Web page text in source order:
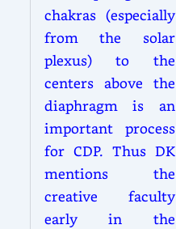
chakras (especially
from the solar
plexus) to the
centers above the
diaphragm is an
important process
for CDP. Thus DK
mentions the
creative faculty
early in the